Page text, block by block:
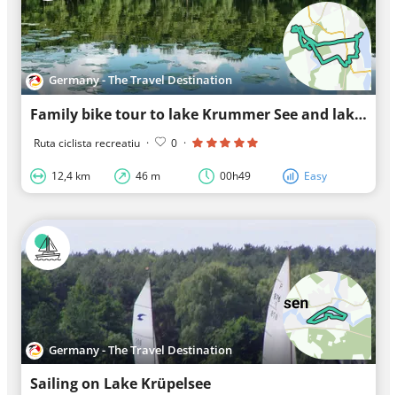
Germany - The Travel Destination
Family bike tour to lake Krummer See and lake Zeesener See
Ruta ciclista recreatiu · 0 ·
12,4 km 46 m 00h49 Easy
Germany - The Travel Destination
Sailing on Lake Krüpelsee